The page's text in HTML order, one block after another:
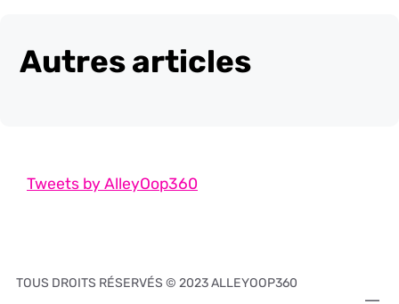
Autres articles
Tweets by AlleyOop360
TOUS DROITS RÉSERVÉS © 2023 ALLEYOOP360